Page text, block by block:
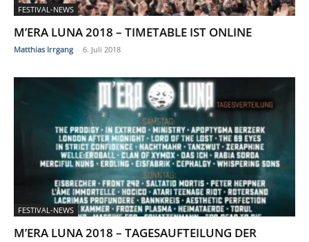
FESTIVAL-NEWS
M’ERA LUNA 2018 – TIMETABLE IST ONLINE
Matthias Irrgang - 6. Juli 2018
FESTIVAL-NEWS
M’ERA LUNA 2018 – TAGESAUFTEILUNG DER